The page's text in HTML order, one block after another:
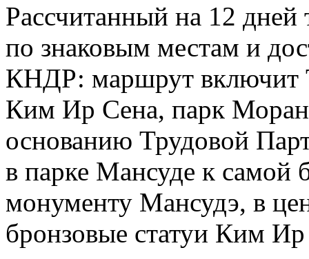
Рассчитанный на 12 дней
по знаковым местам и
КНДР: маршрут включит
Ким Ир Сена, парк
основанию Трудовой
в парке Мансуде к самой
монументу Мансудэ, в
бронзовые статуи Ким